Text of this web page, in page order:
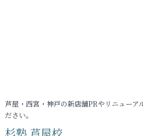
芦屋・西宮・神戸の新店舗PRやリニューア
ださい。
杉塾 芦屋校